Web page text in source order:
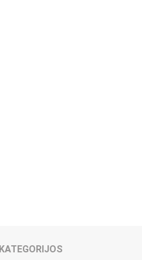
KATEGORIJOS